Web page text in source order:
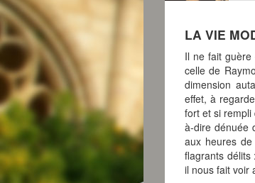
LA VIE
Il ne fait
celle de
dimension
effet, à
fort et si rempli
à-dire dénuée
aux heures
flagrants délits
il nous fait voir